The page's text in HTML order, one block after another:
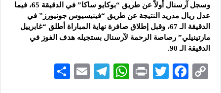
وسجل آرسنال أولاً عن طريق “بوكايو ساكا” في الدقيقة 65، فيما
عدل ريال مدريد النتيجة عن طريق “فينيسيوس جونيورز” في
الدقيقة الـ 67، وقبل إطلاق صافرة نهاية المباراة أطلق “غابرييل
مارتينيلي” رصاصة الرحمة لآرسنال بستجيله هدف الفوز في
الدقيقة الـ 90.
C
F
T
P
W
Te
E